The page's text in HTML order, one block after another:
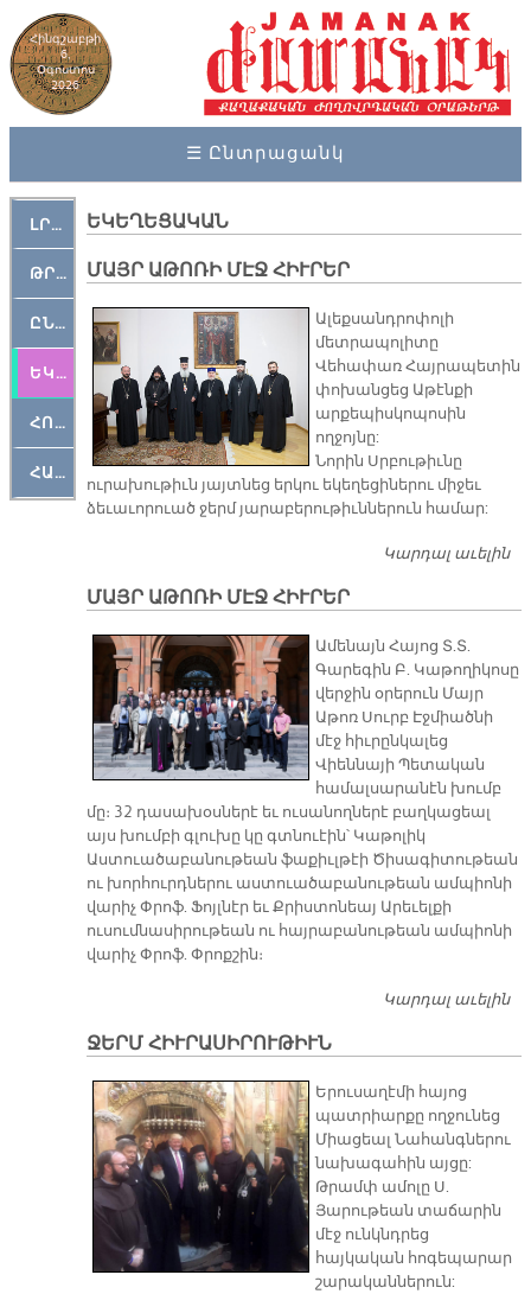
Հինգշաբթի
6,
Օգոստոս
2026
☰ Ընտրացանկ
ԼՐԱՀՈՍ
ԹՐՔԱՀԱՅ ԿԵԱՆՔ
ԸՆԿԵՐԱՄՇԱԿՈՒԹԱՅԻՆ
ԵԿԵՂԵՑԱԿԱՆ
ՀՈԳԵՄՏԱՒՈՐ
ՀԱՐԹԱԿ
ԵԿԵՂԵՑԱԿԱՆ
ՄԱՅՐ ԱԹՈՌԻ ՄԷՋ ՀԻՒՐԵՐ
Ալեքսանդրոփոլի
մետրապոլիտը
Վեհափառ Հայրապետին
փոխանցեց Աթէնքի
արքեպիսկոպոսին
ողջոյնը:
Նորին Սրբութիւնը
ուրախութիւն յայտնեց երկու եկեղեցիներու միջեւ
ձեւաւորուած ջերմ յարաբերութիւններուն համար:
Կարդալ աւելին
ՄԱՅՐ ԱԹՈՌԻ ՄԷՋ ՀԻՒՐԵՐ
​Ամենայն Հայոց Տ.Տ.
Գարեգին Բ. Կաթողիկոսը
վերջին օրերուն Մայր
Աթոռ Սուրբ Էջմիածնի
մէջ հիւրընկալեց
Վիեննայի Պետական
համալսարանէն խումբ
մը։ 32 դասախօսներէ եւ ուսանողներէ բաղկացեալ
այս խումբի գլուխը կը գտնուէին՝ Կաթոլիկ
Աստուածաբանութեան ֆաքիւլթէի Ծիսագիտութեան
ու խորհուրդներու աստուածաբանութեան ամպիոնի
վարիչ Փրոֆ. Ֆոյլնէր եւ Քրիստոնեայ Արեւելքի
ուսումնասիրութեան ու հայրաբանութեան ամպիոնի
վարիչ Փրոֆ. Փրոքշին։
Կարդալ աւելին
ՋԵՐՄ ՀԻՒՐԱՍԻՐՈՒԹԻՒՆ
Երուսաղէմի հայոց
պատրիարքը ողջունեց
Միացեալ Նահանգներու
նախագահին այցը:
Թրամփ ամոլը Ս.
Յարութեան տաճարին
մէջ ունկնդրեց
հայկական հոգեպարար
շարականներուն: